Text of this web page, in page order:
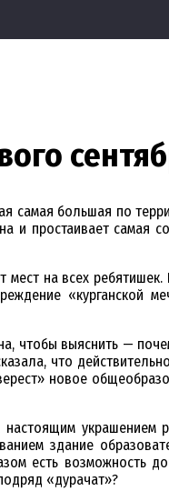
самая большая по
простаивает самая
на всех
«курганской
чтобы выяснить —
что
новое
украшением
здание
есть возможность
«дурачат»?